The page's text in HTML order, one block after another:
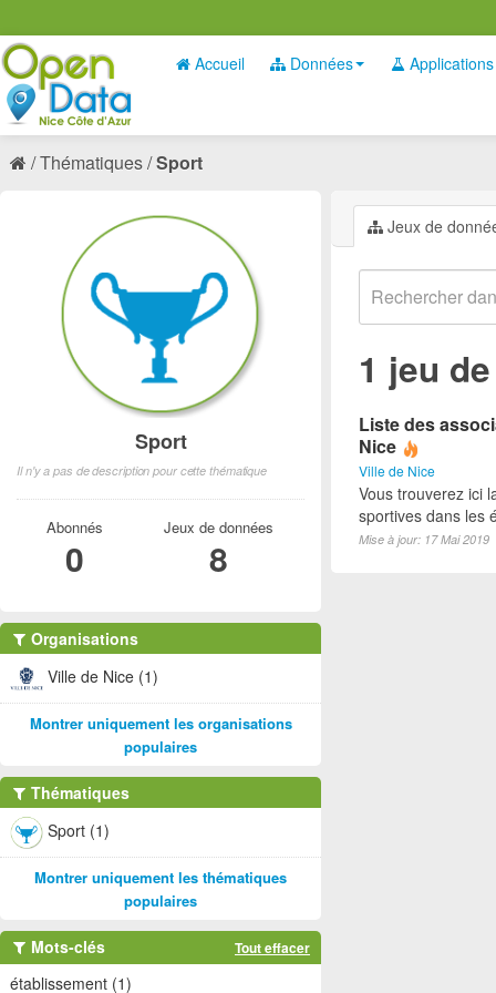
Accueil Données Applications
Thématiques Sport
Jeux de
1 jeu
Liste des
Nice
Ville de Nice
Vous trouverez ici
sportives dans les
Mise à jour: 17 Mai 2019
Sport
Il n'y a pas de description pour cette thématique
Abonnés
0
Jeux de données
8
Organisations
Ville de Nice (1)
Montrer uniquement les organisations
populaires
Thématiques
Sport (1)
Montrer uniquement les thématiques
populaires
Mots-clés Tout effacer
établissement (1)